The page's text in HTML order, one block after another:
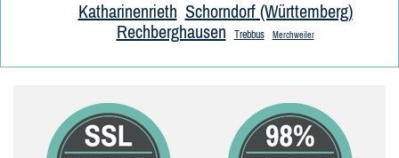
Katharinenrieth Schorndorf (Württemberg)
Rechberghausen
Trebbus Merchweiler